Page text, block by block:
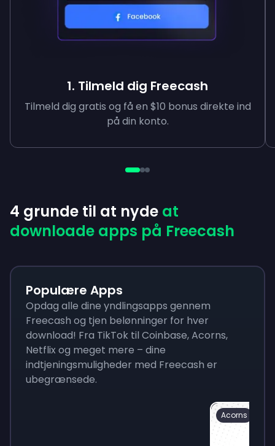
1. Tilmeld dig Freecash
Tilmeld dig gratis og få en $10 bonus direkte ind
på din konto.
4 grunde til at nyde at
downloade apps på Freecash
Populære Apps
Opdag alle dine yndlingsapps gennem
Freecash og tjen belønninger for hver
download! Fra TikTok til Coinbase, Acorns,
Netflix og meget mere – dine
indtjeningsmuligheder med Freecash er
ubegrænsede.
Acorns